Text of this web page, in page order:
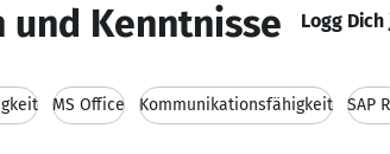
und Kenntnisse Logg
MS Office Kommunikationsfähigkeit SAP